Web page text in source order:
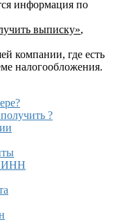
информация по
выписку»,
компании, где есть
налогообложения.
?
ИНН